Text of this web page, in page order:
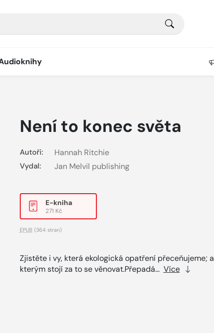
Není to konec světa
Autoři: Hannah Ritchie
Vydal: Jan Melvil publishing
E-kniha
271 Kč
EPUB (364 stran)
Zjistěte i vy, která ekologická opatření přeceňujeme; a
kterým stojí za to se věnovat.Přepadá... Více